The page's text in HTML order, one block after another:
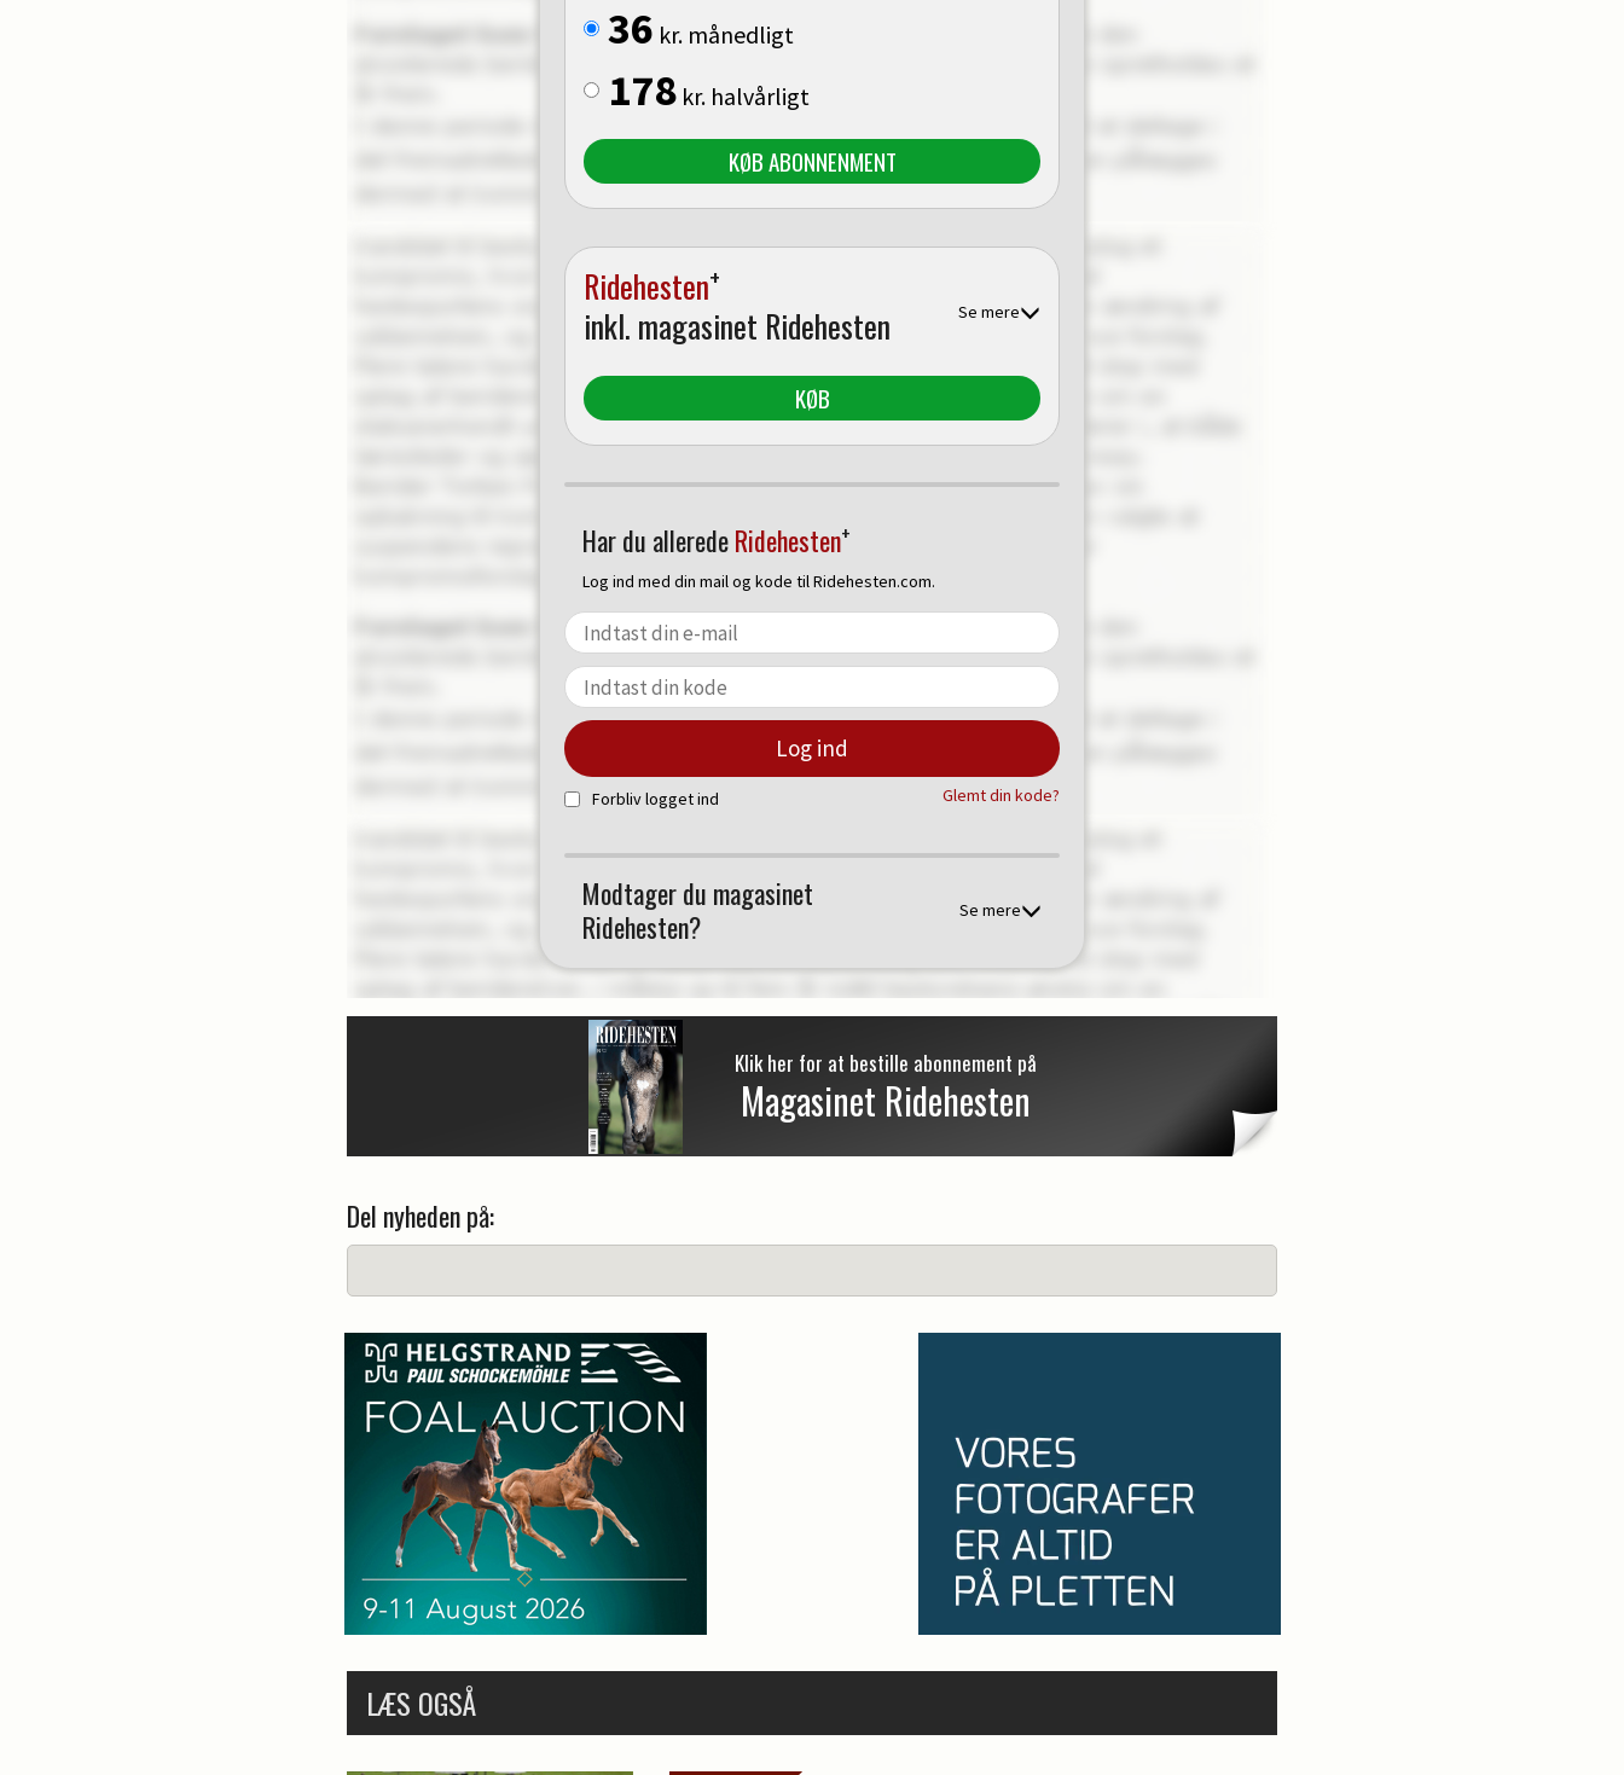
36 kr. månedligt
178 kr. halvårligt
KØB ABONNENMENT
Ridehesten+
inkl. magasinet Ridehesten Se mere
KØB
Har du alleredeRidehesten+
Log ind med din mail og kode til Ridehesten.com.
Forbliv logget ind Glemt din kode?
Modtager du magasinet
Ridehesten?
Se mere
Klik her for at bestille abonnement på
Magasinet Ridehesten
Del nyheden på:
LÆS OGSÅ